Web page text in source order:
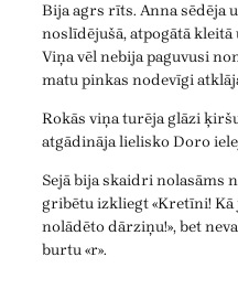
Bija agrs rīts. Anna sēdēja
noslīdējušā, atpogātā
Viņa vēl nebija paguvusi
matu pinkas nodevīgi
Rokās viņa turēja glāzi
atgādināja lielisko Doro
Sejā bija skaidri nolasāms
gribētu izkliegt «Kretīni! Kā
nolādēto dārziņu!», bet
burtu «r».